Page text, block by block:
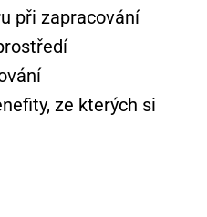
při zapracování
ze kterých si